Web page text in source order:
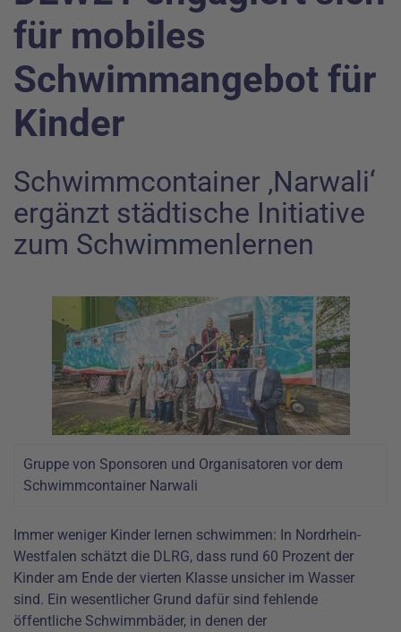
für mobiles
Schwimmangebot für
Kinder
Schwimmcontainer ‚Narwali‘
ergänzt städtische Initiative
zum Schwimmenlernen
Gruppe von Sponsoren und Organisatoren vor dem
Schwimmcontainer Narwali
Immer weniger Kinder lernen schwimmen: In Nordrhein-
Westfalen schätzt die DLRG, dass rund 60 Prozent der
Kinder am Ende der vierten Klasse unsicher im Wasser
sind. Ein wesentlicher Grund dafür sind fehlende
öffentliche Schwimmbäder, in denen der